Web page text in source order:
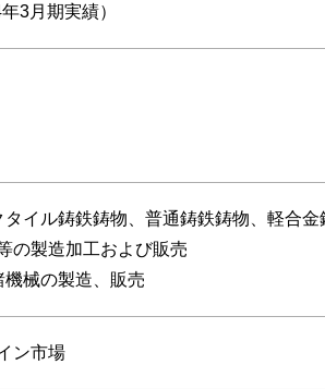
3月期実績）
イル鋳鉄鋳物、普通鋳鉄鋳物、軽合金
製造加工および販売
械の製造、販売
ン市場